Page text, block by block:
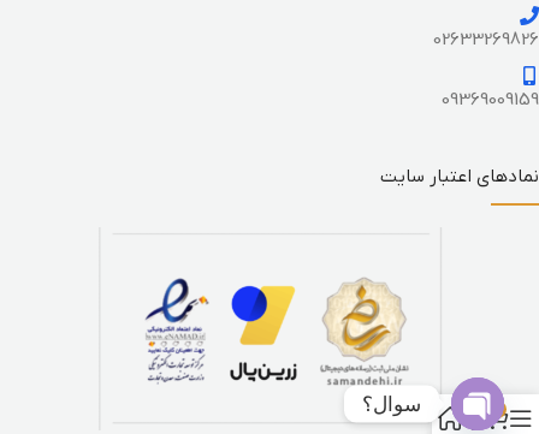
02633269826
09369009159
نمادهای اعتبار سایت
سوال؟